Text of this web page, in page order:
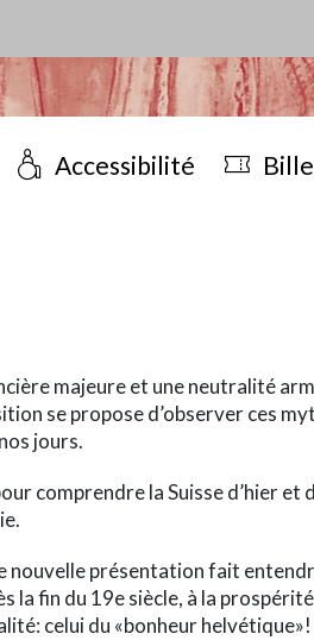
Accessibilité
majeure et une neutralité
se propose d’observer ces
jours.
comprendre la Suisse d’hier
présentation fait
fin du 19e siècle, à la
celui du «bonheur helvétique»!